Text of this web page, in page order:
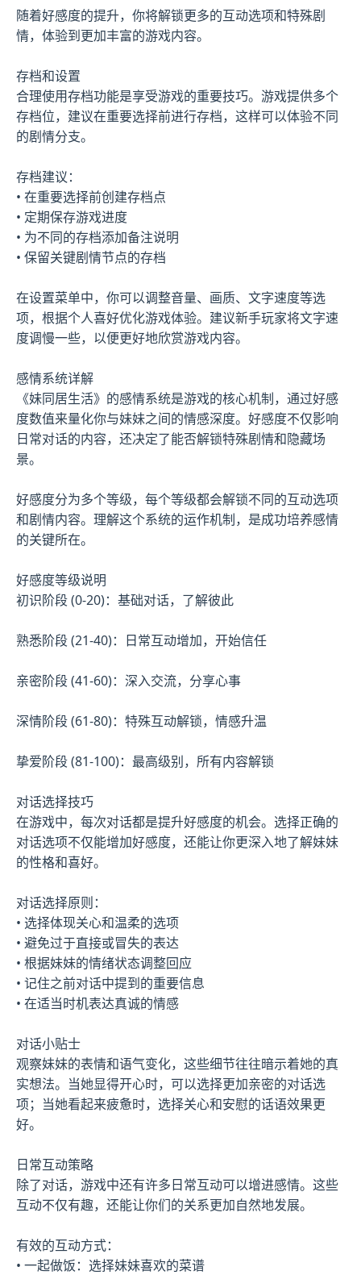
随着好感度的提升，你将解锁更多的互动选项和特殊剧
情，体验到更加丰富的游戏内容。
存档和设置
合理使用存档功能是享受游戏的重要技巧。游戏提供多个
存档位，建议在重要选择前进行存档，这样可以体验不同
的剧情分支。
存档建议：
• 在重要选择前创建存档点
• 定期保存游戏进度
• 为不同的存档添加备注说明
• 保留关键剧情节点的存档
在设置菜单中，你可以调整音量、画质、文字速度等选
项，根据个人喜好优化游戏体验。建议新手玩家将文字速
度调慢一些，以便更好地欣赏游戏内容。
感情系统详解
《妹同居生活》的感情系统是游戏的核心机制，通过好感
度数值来量化你与妹妹之间的情感深度。好感度不仅影响
日常对话的内容，还决定了能否解锁特殊剧情和隐藏场
景。
好感度分为多个等级，每个等级都会解锁不同的互动选项
和剧情内容。理解这个系统的运作机制，是成功培养感情
的关键所在。
好感度等级说明
初识阶段 (0-20)：基础对话，了解彼此
熟悉阶段 (21-40)：日常互动增加，开始信任
亲密阶段 (41-60)：深入交流，分享心事
深情阶段 (61-80)：特殊互动解锁，情感升温
挚爱阶段 (81-100)：最高级别，所有内容解锁
对话选择技巧
在游戏中，每次对话都是提升好感度的机会。选择正确的
对话选项不仅能增加好感度，还能让你更深入地了解妹妹
的性格和喜好。
对话选择原则：
• 选择体现关心和温柔的选项
• 避免过于直接或冒失的表达
• 根据妹妹的情绪状态调整回应
• 记住之前对话中提到的重要信息
• 在适当时机表达真诚的情感
对话小贴士
观察妹妹的表情和语气变化，这些细节往往暗示着她的真
实想法。当她显得开心时，可以选择更加亲密的对话选
项；当她看起来疲惫时，选择关心和安慰的话语效果更
好。
日常互动策略
除了对话，游戏中还有许多日常互动可以增进感情。这些
互动不仅有趣，还能让你们的关系更加自然地发展。
有效的互动方式：
• 一起做饭：选择妹妹喜欢的菜谱